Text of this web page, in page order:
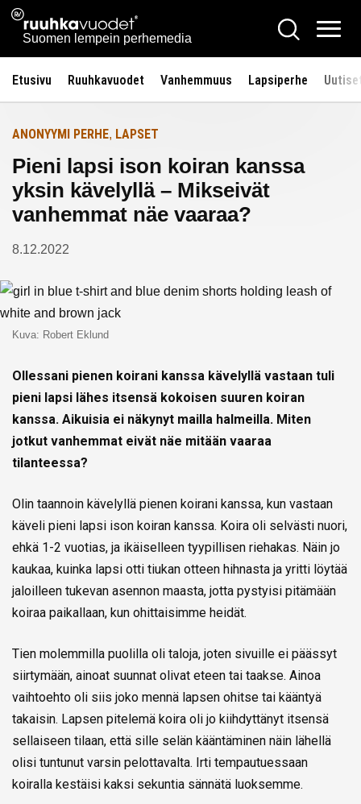
Siirry
sisältöön
Ruuhkavuodet.fi
Suomen lempein perhemedia
Hae
Etusivu Ruuhkavuodet Vanhemmuus Lapsiperhe
Etusivulle
ANONYYMI PERHE, LAPSET
Pieni lapsi ison koiran kanssa
yksin kävelyllä – Mikseivät
vanhemmat näe vaaraa?
8.12.2022
Kuva: Robert Eklund
Ollessani pienen koirani kanssa kävelyllä vastaan tuli
pieni lapsi lähes itsensä kokoisen suuren koiran
kanssa. Aikuisia ei näkynyt mailla halmeilla. Miten
jotkut vanhemmat eivät näe mitään vaaraa
tilanteessa?
Olin taannoin kävelyllä pienen koirani kanssa, kun vastaan
käveli pieni lapsi ison koiran kanssa. Koira oli selvästi nuori,
ehkä 1-2 vuotias, ja ikäiselleen tyypillisen riehakas. Näin jo
kaukaa, kuinka lapsi otti tiukan otteen hihnasta ja yritti löytää
jaloilleen tukevan asennon maasta, jotta pystyisi pitämään
koiraa paikallaan, kun ohittaisimme heidät.
Tien molemmilla puolilla oli taloja, joten sivuille ei päässyt
siirtymään, ainoat suunnat olivat eteen tai taakse. Ainoa
vaihtoehto oli siis joko mennä lapsen ohitse tai kääntyä
takaisin. Lapsen pitelemä koira oli jo kiihdyttänyt itsensä
sellaiseen tilaan, että sille selän kääntäminen näin lähellä
olisi tuntunut varsin pelottavalta. Irti tempautuessaan
koiralla kestäisi kaksi sekuntia sännätä luoksemme.